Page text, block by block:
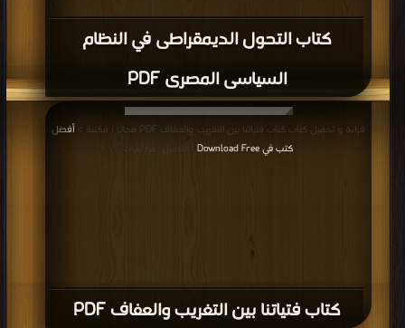
كتاب التحول الديمقراطى في النظام
السياسى المصرى PDF
كتاب فتياتنا بين التغريب والعفاف PDF
قراءة و تحميل كتاب كتاب فتياتنا بين التغريب والعفاف PDF مجانا | مكتبة >
أفضل
كتب في Download Free
| التحميل : مرة/مرات